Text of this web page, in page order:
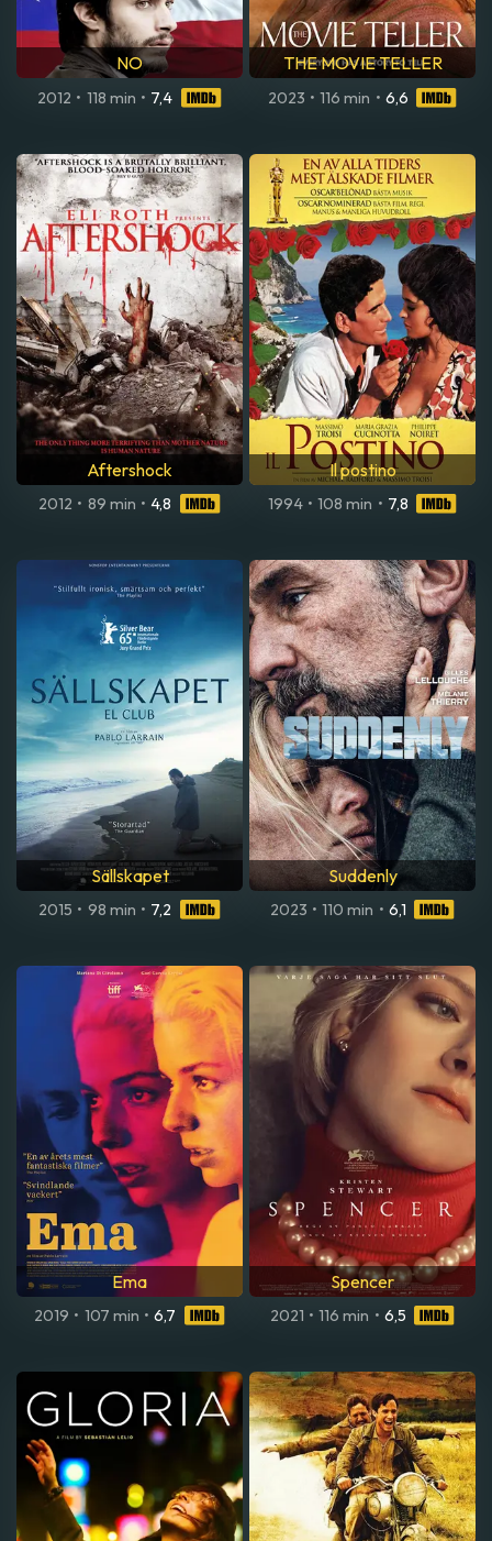
NO
2012 • 118 min • 7,4
THE MOVIE TELLER
2023 • 116 min • 6,6
Aftershock
2012 • 89 min • 4,8
Il postino
1994 • 108 min • 7,8
Sällskapet
2015 • 98 min • 7,2
Suddenly
2023 • 110 min • 6,1
Ema
2019 • 107 min • 6,7
Spencer
2021 • 116 min • 6,5